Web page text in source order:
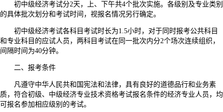
初中级经济考试分2天，上、下午共4个批次实施。各级别及专业类别
的具体批次划分和考试时间，视报名情况另行确定。
初中级经济考试各科目考试时长为1.5小时，对于同时报考公共科目
和专业科目的应试人员，两科目考试在同一批次内分2个场次连续组织，
间隔时间为40分钟。
二、报考条件
凡遵守中华人民共和国宪法和法律，具有良好的道德品行和业务素
质，符合初级、中级经济专业技术资格考试报名条件的经济专业人员，均
可报名参加相应级别的考试。